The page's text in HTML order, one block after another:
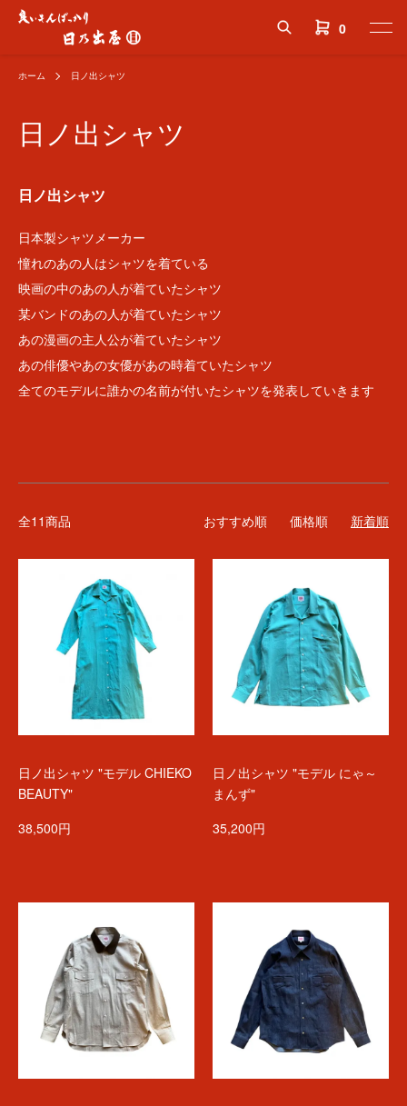
0
ホーム 日ノ出シャツ
日ノ出シャツ
日ノ出シャツ
日本製シャツメーカー
憧れのあの人はシャツを着ている
映画の中のあの人が着ていたシャツ
某バンドのあの人が着ていたシャツ
あの漫画の主人公が着ていたシャツ
あの俳優やあの女優があの時着ていたシャツ
全てのモデルに誰かの名前が付いたシャツを発表していきます
全11商品 おすすめ順 価格順 新着順
日ノ出シャツ "モデル CHIEKO
BEAUTY"
38,500円
日ノ出シャツ "モデル にゃ～
まんず"
35,200円